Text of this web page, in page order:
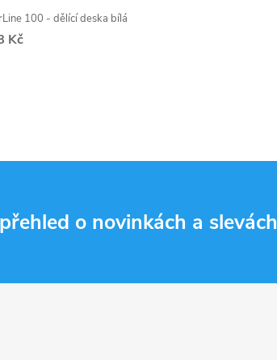
100 - dělící deska bílá
Kč
o novinkách a slevách